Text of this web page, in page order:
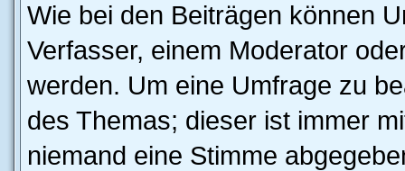
Wie bei den Beiträgen können
Verfasser, einem Moderator
werden. Um eine Umfrage zu
des Themas; dieser ist immer
niemand eine Stimme